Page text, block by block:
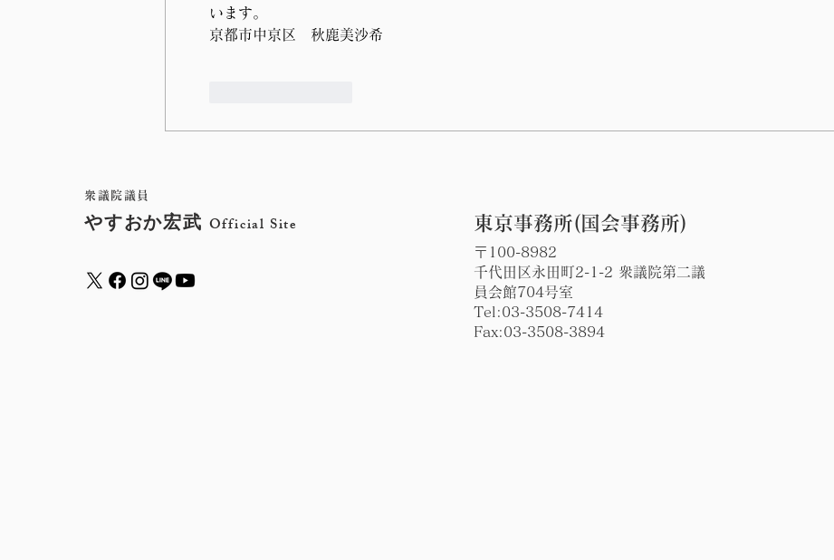
います。
京都市中京区　秋鹿美沙希
衆議院議員
やすおか宏武 Official Site 東京事務所(国会事務所)
〒100-8982
千代田区永田町2-1-2 衆議院第二議
員会館704号室
Tel:03-3508-7414
Fax:03-3508-3894